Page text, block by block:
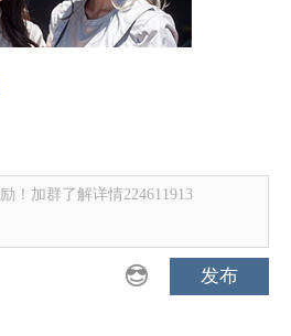
！加群了解详情224611913
发布